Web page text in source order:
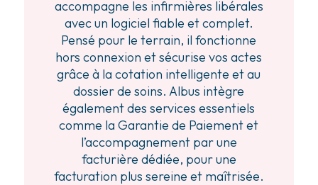
accompagne les infirmières libérales
avec un logiciel fiable et complet.
Pensé pour le terrain, il fonctionne
hors connexion et sécurise vos actes
grâce à la cotation intelligente et au
dossier de soins. Albus intègre
également des services essentiels
comme la Garantie de Paiement et
l’accompagnement par une
facturière dédiée, pour une
facturation plus sereine et maîtrisée.